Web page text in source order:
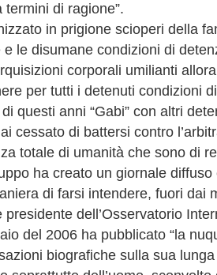
di ragione”.
in prigione scioperi della
e le disumane condizioni di
corporali umilianti
per tutti i detenuti condizioni
questi anni “Gabi” con altri
cessato di battersi contro
totale di umanità che sono di
ha creato un giornale
di farsi intendere, fuori dai
presidente dell’Osservatorio
del 2006 ha pubblicato “la
biografiche sulla sua